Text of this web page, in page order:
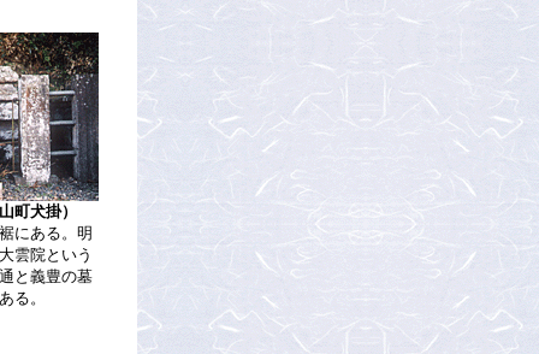
町犬掛）
にある。明
雲院という
と義豊の墓
る。